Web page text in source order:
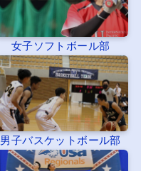
女子ソフトボール部
男子バスケットボール部